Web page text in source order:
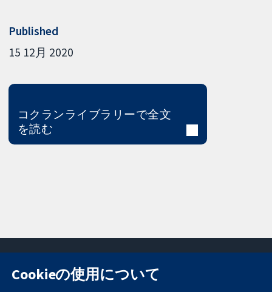
Published
15 12月 2020
コクランライブラリーで全文
を読む
Cookieの使用について